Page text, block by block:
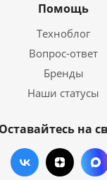
Помощь
Техноблог
Вопрос-ответ
Бренды
Наши статусы
Оставайтесь на